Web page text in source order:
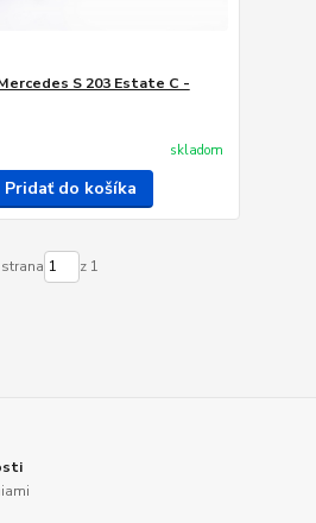
S 203 Estate C -
skladom
Pridať do košíka
strana z 1